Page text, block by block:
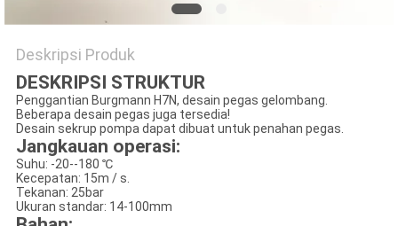
Deskripsi Produk
DESKRIPSI STRUKTUR
Penggantian Burgmann H7N, desain pegas gelombang.
Beberapa desain pegas juga tersedia!
Desain sekrup pompa dapat dibuat untuk penahan pegas.
Jangkauan operasi:
Suhu: -20--180 ℃
Kecepatan: 15m / s.
Tekanan: 25bar
Ukuran standar: 14-100mm